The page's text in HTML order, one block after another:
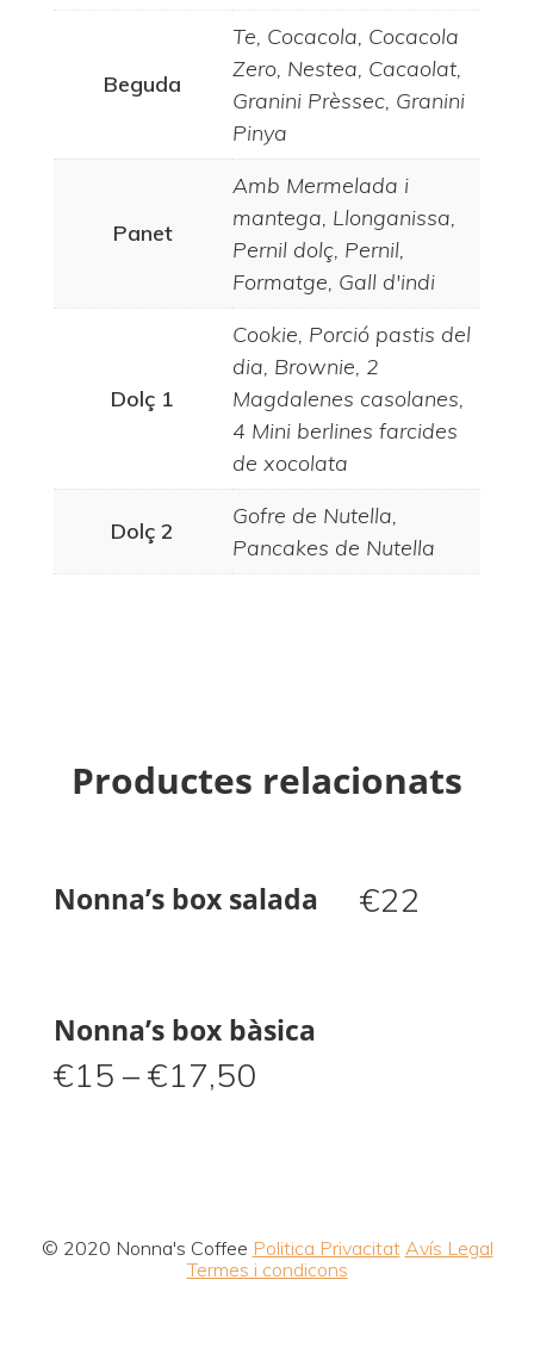
Beguda
Te, Cocacola, Cocacola
Zero, Nestea, Cacaolat,
Granini Prèssec, Granini
Pinya
Panet
Amb Mermelada i
mantega, Llonganissa,
Pernil dolç, Pernil,
Formatge, Gall d'indi
Dolç 1
Cookie, Porció pastis del
dia, Brownie, 2
Magdalenes casolanes,
4 Mini berlines farcides
de xocolata
Dolç 2
Gofre de Nutella,
Pancakes de Nutella
Productes relacionats
Nonna’s box salada €22
Nonna’s box bàsica
€15 – €17,50
© 2020 Nonna's Coffee Politica Privacitat Avís Legal
Termes i condicons